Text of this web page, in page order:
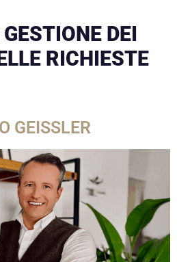
GESTIONE DEI
RICHIESTE
GEISSLER